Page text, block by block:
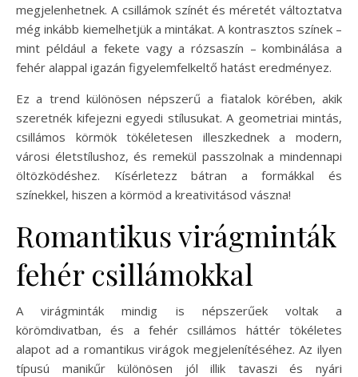
megjelenhetnek. A csillámok színét és méretét változtatva
még inkább kiemelhetjük a mintákat. A kontrasztos színek –
mint például a fekete vagy a rózsaszín – kombinálása a
fehér alappal igazán figyelemfelkeltő hatást eredményez.
Ez a trend különösen népszerű a fiatalok körében, akik
szeretnék kifejezni egyedi stílusukat. A geometriai mintás,
csillámos körmök tökéletesen illeszkednek a modern,
városi életstílushoz, és remekül passzolnak a mindennapi
öltözködéshez. Kísérletezz bátran a formákkal és
színekkel, hiszen a körmöd a kreativitásod vászna!
Romantikus virágminták
fehér csillámokkal
A virágminták mindig is népszerűek voltak a
körömdivatban, és a fehér csillámos háttér tökéletes
alapot ad a romantikus virágok megjelenítéséhez. Az ilyen
típusú manikűr különösen jól illik tavaszi és nyári